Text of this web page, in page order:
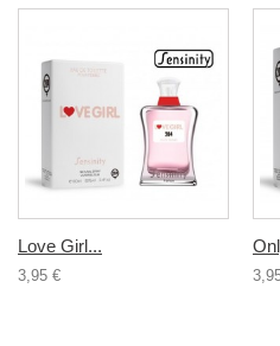
Love Girl...
3,95 €